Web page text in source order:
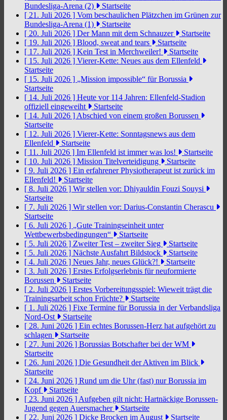
Bundesliga-Arena (2)
Startseite
[ 21. Juli 2026 ] Vom beschaulichen Plätzchen im Grünen zur
Bundesliga-Arena (1)
Startseite
[ 20. Juli 2026 ] Der Mann mit dem Schnauzer
Startseite
[ 19. Juli 2026 ] Blood, sweat and tears
Startseite
[ 17. Juli 2026 ] Kein Test in Merchweiler!
Startseite
[ 15. Juli 2026 ] Vierer-Kette: Neues aus dem Ellenfeld
Startseite
[ 15. Juli 2026 ] „Mission impossible“ für Borussia
Startseite
[ 14. Juli 2026 ] Heute vor 114 Jahren: Ellenfeld-Stadion
offiziell eingeweiht
Startseite
[ 14. Juli 2026 ] Abschied von einem großen Borussen
Startseite
[ 12. Juli 2026 ] Vierer-Kette: Sonntagsnews aus dem
Ellenfeld
Startseite
[ 11. Juli 2026 ] Im Ellenfeld ist immer was los!
Startseite
[ 10. Juli 2026 ] Mission Titelverteidigung
Startseite
[ 9. Juli 2026 ] Ein erfahrener Physiotherapeut ist zurück im
Ellenfeld!
Startseite
[ 8. Juli 2026 ] Wir stellen vor: Dhiyauldin Fouzi Souysi
Startseite
[ 7. Juli 2026 ] Wir stellen vor: Darius-Constantin Cherascu
Startseite
[ 6. Juli 2026 ] „Gute Trainingseinheit unter
Wettbewerbsbedingungen“
Startseite
[ 5. Juli 2026 ] Zweiter Test – zweiter Sieg
Startseite
[ 5. Juli 2026 ] Nächste Ausfahrt Bildstock
Startseite
[ 4. Juli 2026 ] Neues Jahr, neues Glück?!
Startseite
[ 3. Juli 2026 ] Erstes Erfolgserlebnis für neuformierte
Borussen
Startseite
[ 2. Juli 2026 ] Erstes Vorbereitungsspiel: Wieweit trägt die
Trainingsarbeit schon Früchte?
Startseite
[ 1. Juli 2026 ] Fixe Termine für Borussia in der Verbandsliga
Nord-Ost
Startseite
[ 28. Juni 2026 ] Ein echtes Borussen-Herz hat aufgehört zu
schlagen
Startseite
[ 27. Juni 2026 ] Borussias Botschafter bei der WM
Startseite
[ 26. Juni 2026 ] Die Gesundheit der Aktiven im Blick
Startseite
[ 24. Juni 2026 ] Rund um die Uhr (fast) nur Borussia im
Kopf
Startseite
[ 23. Juni 2026 ] Aufgeben gilt nicht: Hartnäckige Borussen-
Jugend gegen Auersmacher
Startseite
[ 22. Juni 2026 ] Dicke Brocken im August
Startseite